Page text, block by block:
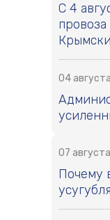
С 4
04
07
Почему